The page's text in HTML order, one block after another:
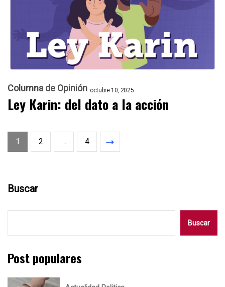
Columna de Opinión octubre 10, 2025
Ley Karin: del dato a la acción
1 2 … 4
Buscar
Buscar
Post populares